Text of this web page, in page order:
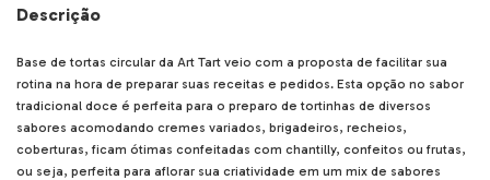
Descrição
Base de tortas circular da Art Tart veio com a proposta de facilitar sua
rotina na hora de preparar suas receitas e pedidos. Esta opção no sabor
tradicional doce é perfeita para o preparo de tortinhas de diversos
sabores acomodando cremes variados, brigadeiros, recheios,
coberturas, ficam ótimas confeitadas com chantilly, confeitos ou frutas,
ou seja, perfeita para aflorar sua criatividade em um mix de sabores